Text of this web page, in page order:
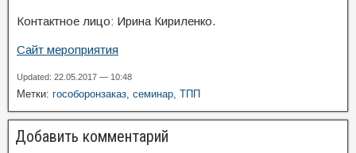
Контактное лицо: Ирина Кириленко.
Сайт мероприятия
Updated: 22.05.2017 — 10:48
Метки: гособоронзаказ, семинар, ТПП
Добавить комментарий